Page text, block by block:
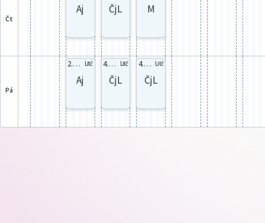
čt
Aj ČjL M
pá
2.B AjB Litč
Aj
4. sk.B Litč
ČjL
4. sk.B Litč
ČjL